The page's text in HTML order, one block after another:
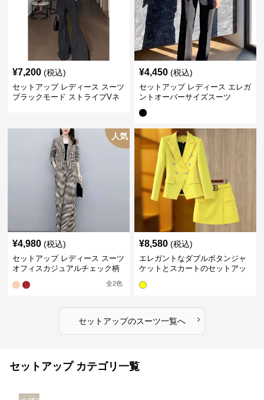
¥7,200 (税込)
セットアップ レディース スーツ
ブラックモード ストライプVネ
¥4,450 (税込)
セットアップ レディース エレガ
ントオーバーサイズスーツ
人気
¥4,980 (税込)
セットアップ レディース スーツ
オフィスカジュアルチェック柄
全2色
¥8,580 (税込)
エレガントなダブルボタンジャ
ケットとスカートのセットアッ
セットアップのスーツ一覧へ ›
セットアップ カテゴリ一覧